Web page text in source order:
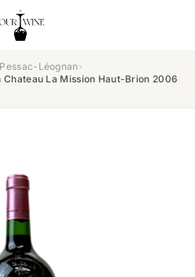
Pessac-Léognan ›
La Mission Haut-Brion 2006